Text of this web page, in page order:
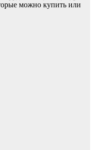
можно купить или